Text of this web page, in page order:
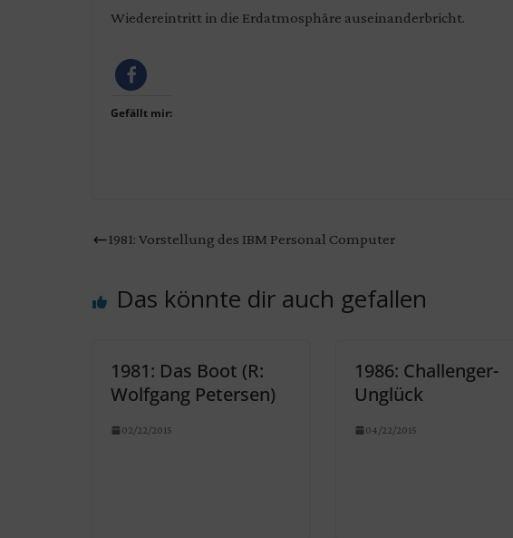
Wiedereintritt in die Erdatmosphäre auseinanderbricht.
Gefällt mir:
1981: Vorstellung des IBM Personal Computer
Das könnte dir auch gefallen
1981: Das Boot (R:
Wolfgang Petersen)
02/22/2015
1986: Challenger-
Unglück
04/22/2015